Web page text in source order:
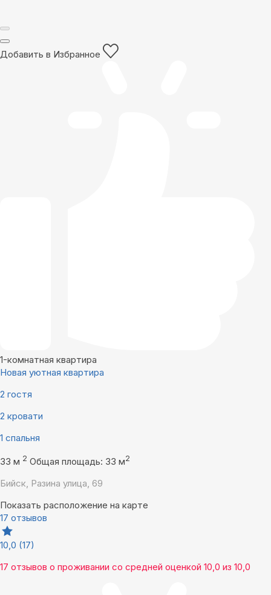
Добавить в Избранное
1-комнатная квартира
Новая уютная квартира
2 гостя
2 кровати
1 спальня
33 м 2 Общая площадь: 33 м2
Бийск, Разина улица, 69
Показать расположение на карте
17 отзывов
10,0 (17)
17 отзывов о проживании со средней оценкой 10,0 из 10,0